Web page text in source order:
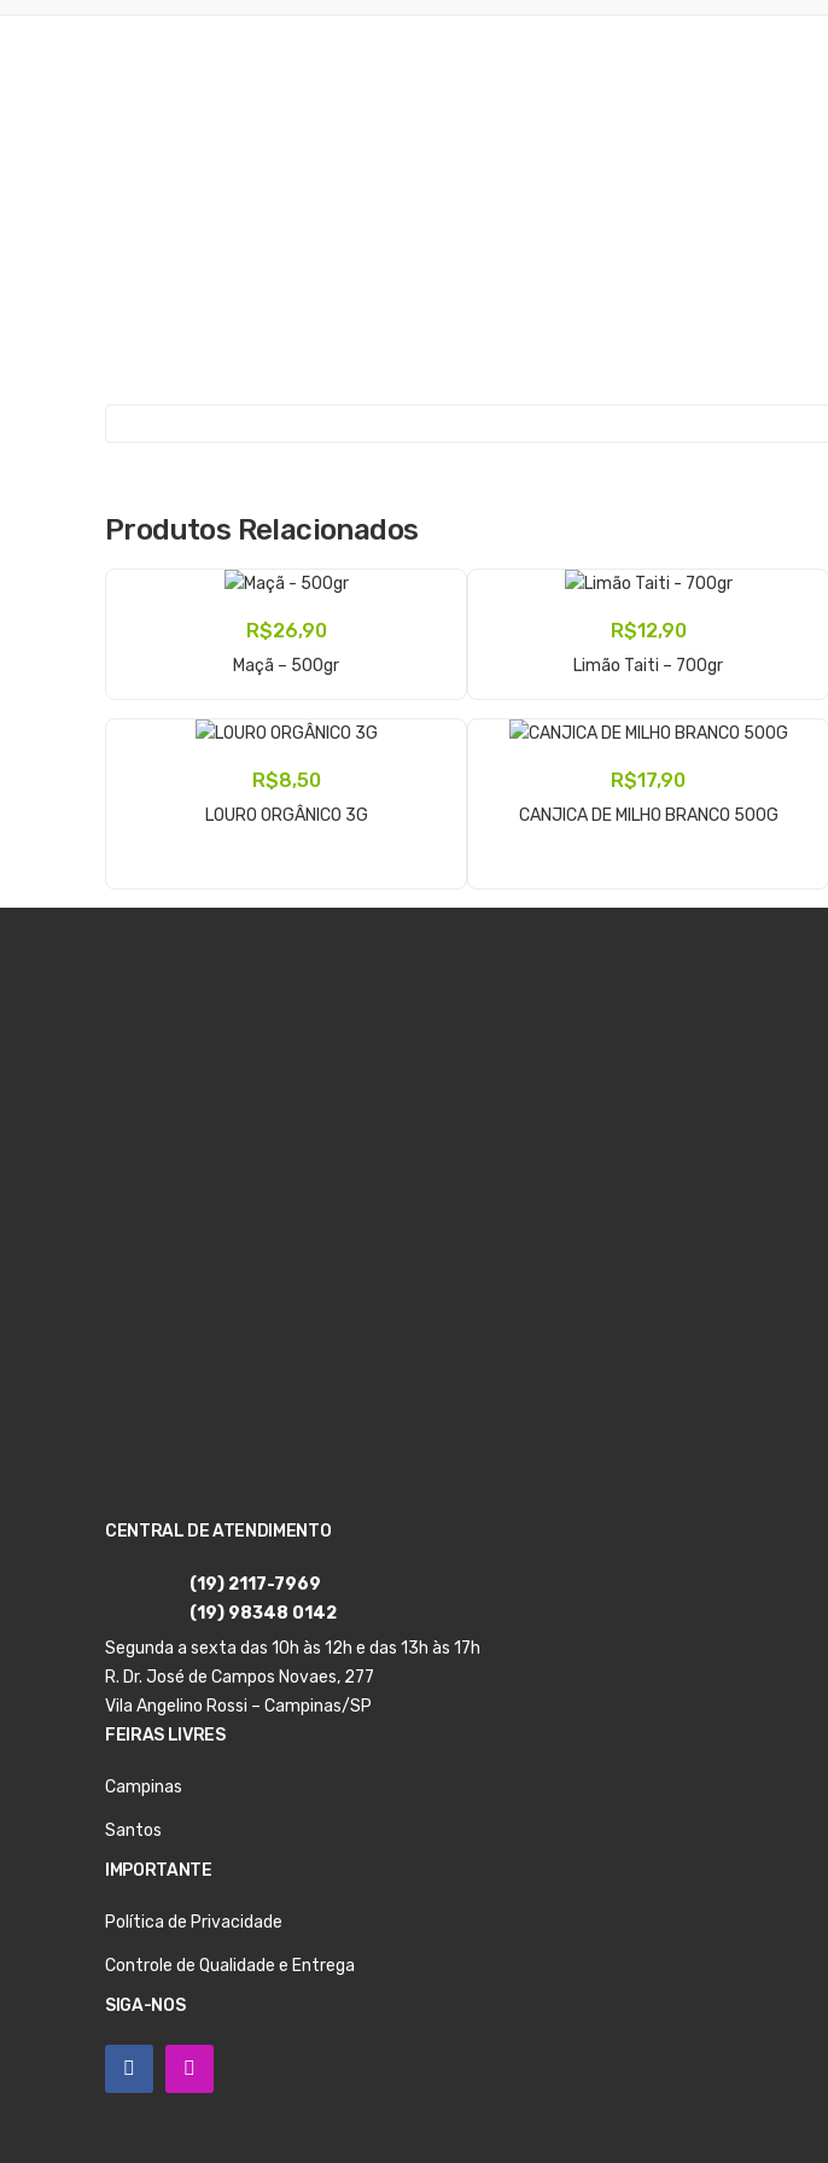
Produtos Relacionados
R$26,90
Maçã – 500gr
R$12,90
Limão Taiti – 700gr
R$8,50
LOURO ORGÂNICO 3G
Adicionar Ao Carrinho
R$17,90
CANJICA DE MILHO BRANCO 500G
Adicionar Ao Carrinho
CENTRAL DE ATENDIMENTO
(19) 2117-7969
(19) 98348 0142
Segunda a sexta das 10h às 12h e das 13h às 17h
R. Dr. José de Campos Novaes, 277
Vila Angelino Rossi – Campinas/SP
FEIRAS LIVRES
Campinas
Santos
IMPORTANTE
Política de Privacidade
Controle de Qualidade e Entrega
SIGA-NOS